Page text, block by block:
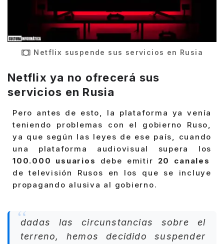
Netflix suspende sus servicios en Rusia
Netflix ya no ofrecerá sus
servicios en Rusia
Pero antes de esto, la plataforma ya venía
teniendo problemas con el gobierno Ruso,
ya que según las leyes de ese país, cuando
una plataforma audiovisual supera los
100.000 usuarios
debe emitir 20 canales
de televisión Rusos en los que se incluye
propagando alusiva al gobierno.
dadas las circunstancias sobre el
terreno, hemos decidido suspender